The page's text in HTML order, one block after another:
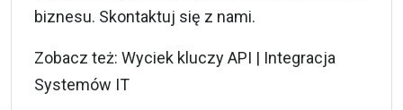
biznesu. Skontaktuj się z nami.
Zobacz też: Wyciek kluczy API | Integracja
Systemów IT